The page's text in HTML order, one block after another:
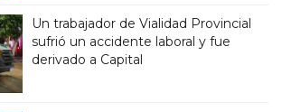
Un trabajador de Vialidad Provincial
sufrió un accidente laboral y fue
derivado a Capital